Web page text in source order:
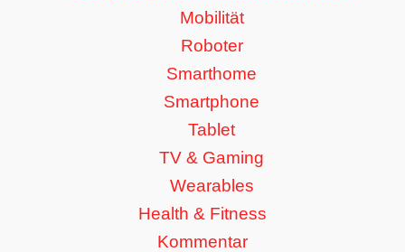
Mobilität
Roboter
Smarthome
Smartphone
Tablet
TV & Gaming
Wearables
Health & Fitness
Kommentar